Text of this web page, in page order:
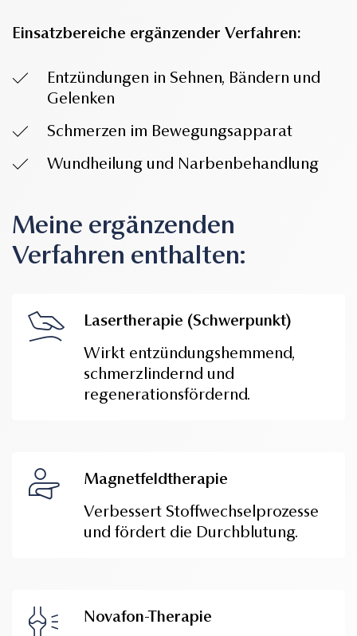
Einsatzbereiche ergänzender Verfahren:
Entzündungen in Sehnen, Bändern und
Gelenken
Schmerzen im Bewegungsapparat
Wundheilung und Narbenbehandlung
Meine ergänzenden
Verfahren enthalten:
Lasertherapie (Schwerpunkt)
Wirkt entzündungshemmend,
schmerzlindernd und
regenerationsfördernd.
Magnetfeldtherapie
Verbessert Stoffwechselprozesse
und fördert die Durchblutung.
Novafon-Therapie